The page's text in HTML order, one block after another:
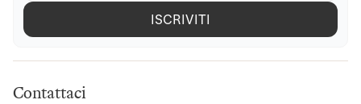
ISCRIVITI
Contattaci